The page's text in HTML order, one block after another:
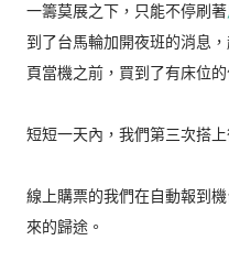
一籌莫展之下，只能不停刷著
到了台馬輪加開夜班的消息
頁當機之前，買到了有床位的
短短一天內，我們第三次搭
線上購票的我們在自動報到
來的歸途。